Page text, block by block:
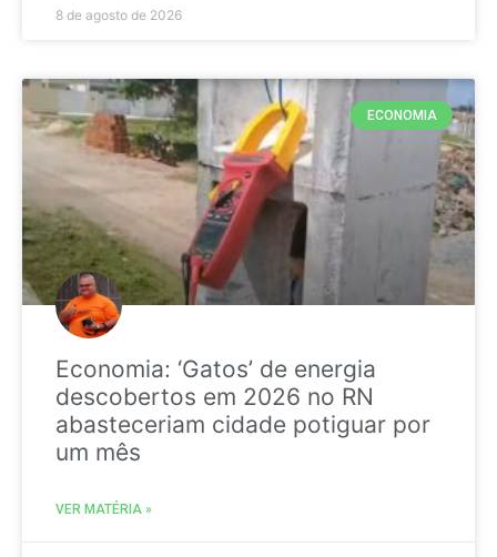
8 de agosto de 2026
ECONOMIA
Economia: ‘Gatos’ de energia
descobertos em 2026 no RN
abasteceriam cidade potiguar por
um mês
VER MATÉRIA »